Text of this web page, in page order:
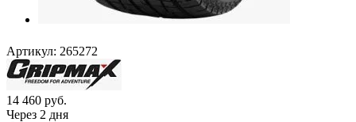
Артикул: 265272
14 460 руб.
Через 2 дня